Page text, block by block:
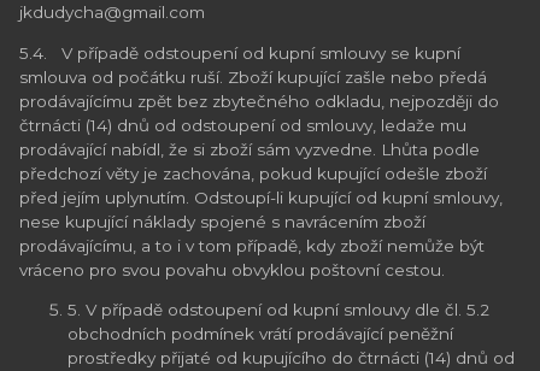
jkdudycha@gmail.com
5.4. V případě odstoupení od kupní smlouvy se kupní
smlouva od počátku ruší. Zboží kupující zašle nebo předá
prodávajícímu zpět bez zbytečného odkladu, nejpozději do
čtrnácti (14) dnů od odstoupení od smlouvy, ledaže mu
prodávající nabídl, že si zboží sám vyzvedne. Lhůta podle
předchozí věty je zachována, pokud kupující odešle zboží
před jejím uplynutím. Odstoupí-li kupující od kupní smlouvy,
nese kupující náklady spojené s navrácením zboží
prodávajícímu, a to i v tom případě, kdy zboží nemůže být
vráceno pro svou povahu obvyklou poštovní cestou.
5. V případě odstoupení od kupní smlouvy dle čl. 5.2
obchodních podmínek vrátí prodávající peněžní
prostředky přijaté od kupujícího do čtrnácti (14) dnů od